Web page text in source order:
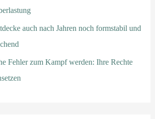
auch nach Jahren noch formstabil und
Fehler zum Kampf werden: Ihre Rechte